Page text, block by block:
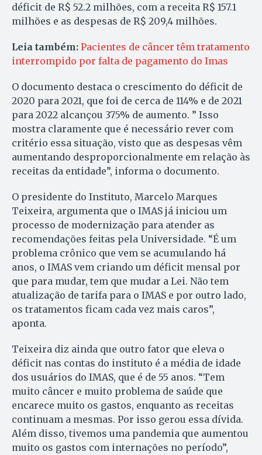
déficit de R$ 52.2 milhões, com a receita R$ 157.1
milhões e as despesas de R$ 209,4 milhões.
Leia também: Pacientes de câncer têm tratamento
interrompido por falta de pagamento do Imas
O documento destaca o crescimento do déficit de
2020 para 2021, que foi de cerca de 114% e de 2021
para 2022 alcançou 375% de aumento. ” Isso
mostra claramente que é necessário rever com
critério essa situação, visto que as despesas vêm
aumentando desproporcionalmente em relação às
receitas da entidade”, informa o documento.
O presidente do Instituto, Marcelo Marques
Teixeira, argumenta que o IMAS já iniciou um
processo de modernização para atender as
recomendações feitas pela Universidade. “É um
problema crônico que vem se acumulando há
anos, o IMAS vem criando um déficit mensal por
que para mudar, tem que mudar a Lei. Não tem
atualização de tarifa para o IMAS e por outro lado,
os tratamentos ficam cada vez mais caros”,
aponta.
Teixeira diz ainda que outro fator que eleva o
déficit nas contas do instituto é a média de idade
dos usuários do IMAS, que é de 55 anos. “Tem
muito câncer e muito problema de saúde que
encarece muito os gastos, enquanto as receitas
continuam a mesmas. Por isso gerou essa dívida.
Além disso, tivemos uma pandemia que aumentou
muito os gastos com internações no período”,